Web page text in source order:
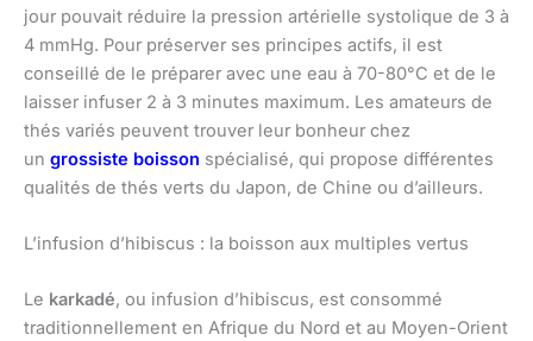
jour pouvait réduire la pression artérielle systolique de 3 à
4 mmHg. Pour préserver ses principes actifs, il est
conseillé de le préparer avec une eau à 70-80°C et de le
laisser infuser 2 à 3 minutes maximum. Les amateurs de
thés variés peuvent trouver leur bonheur chez
un grossiste boisson spécialisé, qui propose différentes
qualités de thés verts du Japon, de Chine ou d’ailleurs.
L’infusion d’hibiscus : la boisson aux multiples vertus
Le karkadé, ou infusion d’hibiscus, est consommé
traditionnellement en Afrique du Nord et au Moyen-Orient